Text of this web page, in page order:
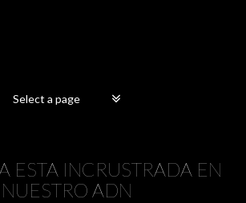
ESTA INCRUSTRADA EN
NUESTRO ADN